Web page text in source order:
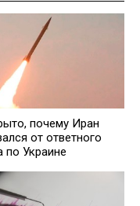
почему Иран
от ответного
по Украине